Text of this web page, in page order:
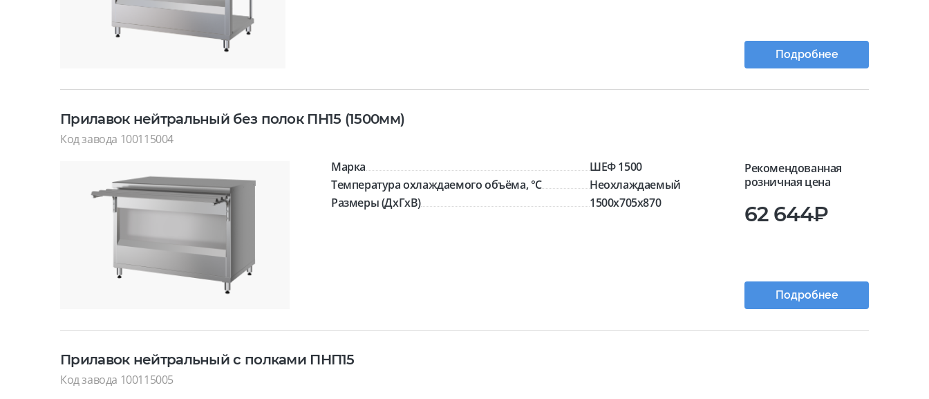
Подробнее
Прилавок нейтральный без полок ПН15 (1500мм)
Код завода 100115004
Марка
ШЕФ 1500
Температура охлаждаемого объёма, °C
Неохлаждаемый
Размеры (ДхГхВ)
1500x705x870
Рекомендованная
розничная цена
62 644₽
Подробнее
Прилавок нейтральный с полками ПНП15
Код завода 100115005